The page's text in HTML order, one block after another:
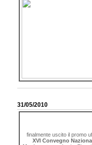
31/05/2010
finalmente uscito il promo
XVI Convegno